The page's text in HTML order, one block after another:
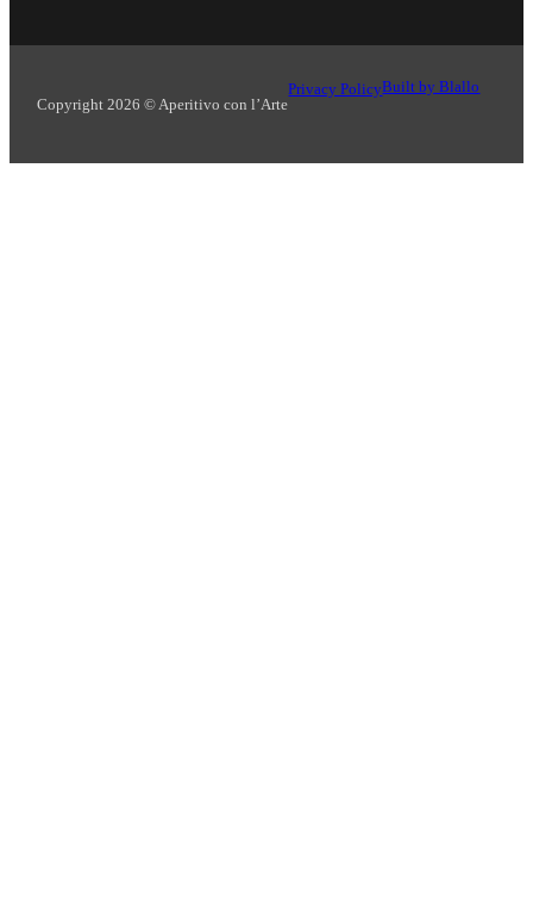
Copyright 2026 © Aperitivo con l’Arte
Privacy PolicyBuilt by Blallo